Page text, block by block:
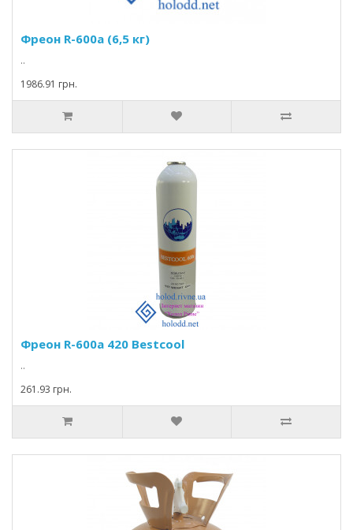
Фреон R-600а (6,5 кг)
..
1986.91 грн.
Фреон R-600а 420 Bestcool
..
261.93 грн.